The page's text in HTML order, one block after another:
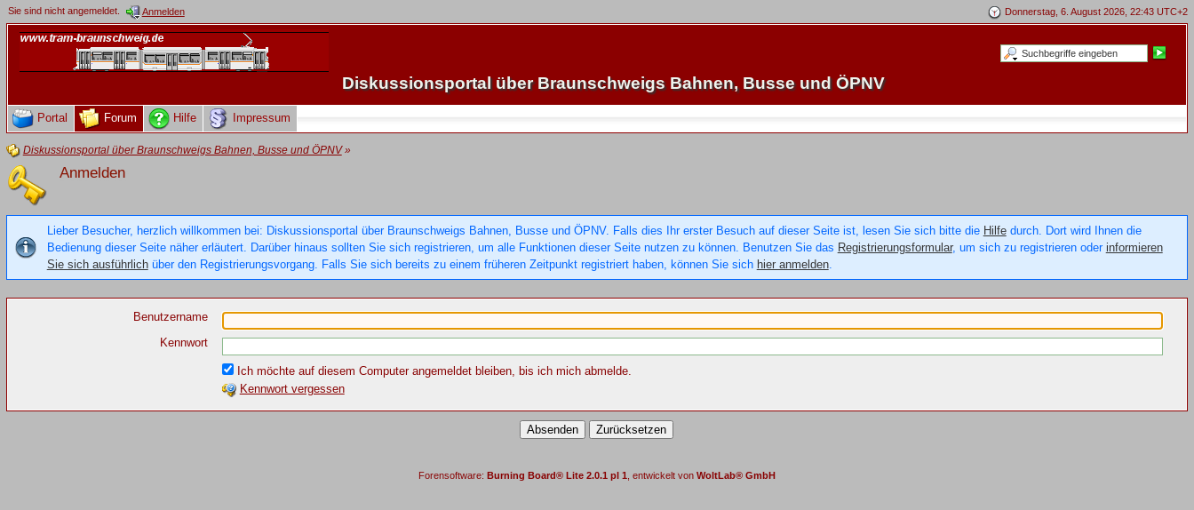
Donnerstag, 6. August 2026, 22:43 UTC+2
Sie sind nicht angemeldet. Anmelden
Diskussionsportal über Braunschweigs Bahnen, Busse und ÖPNV
Portal Forum Hilfe Impressum
Diskussionsportal über Braunschweigs Bahnen, Busse und ÖPNV»
Anmelden
Lieber Besucher, herzlich willkommen bei: Diskussionsportal über Braunschweigs Bahnen, Busse und ÖPNV. Falls dies Ihr erster Besuch auf dieser Seite ist, lesen Sie sich bitte die Hilfedurch. Dort wird Ihnen die
Bedienung dieser Seite näher erläutert. Darüber hinaus sollten Sie sich registrieren, um alle Funktionen dieser Seite nutzen zu können. Benutzen Sie das Registrierungsformular, um sich zu registrieren oder informieren
Sie sich ausführlichüber den Registrierungsvorgang. Falls Sie sich bereits zu einem früheren Zeitpunkt registriert haben, können Sie sich hier anmelden.
Benutzername
Kennwort
Ich möchte auf diesem Computer angemeldet bleiben, bis ich mich abmelde.
Kennwort vergessen
Forensoftware: Burning Board® Lite 2.0.1 pl 1 , entwickelt von WoltLab® GmbH